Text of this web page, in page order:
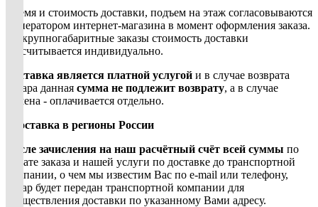
Время и стоимость доставки, подъем на этаж согласовываются
с оператором интернет-магазина в момент оформления заказа.
На крупногабаритные заказы стоимость доставки
рассчитывается индивидуально.
Доставка является платной услугой и в случае возврата
товара данная сумма не подлежит возврату, а в случае
обмена - оплачивается отдельно.
Доставка в регионы России
После зачисления на наш расчётный счёт всей суммы по
оплате заказа и нашей услуги по доставке до транспортной
компании, о чем мы известим Вас по e-mail или телефону,
товар будет передан транспортной компании для
осуществления доставки по указанному Вами адресу.